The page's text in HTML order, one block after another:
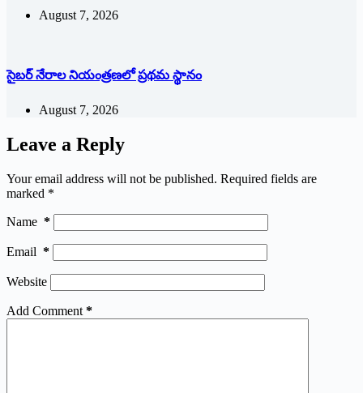
August 7, 2026
సైబర్ నేరాల నియంత్రణలో ప్రథమ స్థానం
August 7, 2026
Leave a Reply
Your email address will not be published. Required fields are
marked *
Name *
Email *
Website
Add Comment *